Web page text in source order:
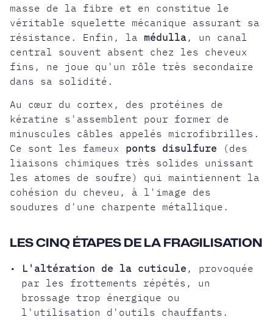
masse de la fibre et en constitue le
véritable squelette mécanique assurant sa
résistance. Enfin, la médulla , un canal
central souvent absent chez les cheveux
fins, ne joue qu'un rôle très secondaire
dans sa solidité.
Au cœur du cortex, des protéines de
kératine s'assemblent pour former de
minuscules câbles appelés microfibrilles.
Ce sont les fameux ponts disulfure (des
liaisons chimiques très solides unissant
les atomes de soufre) qui maintiennent la
cohésion du cheveu, à l'image des
soudures d'une charpente métallique.
LES CINQ ÉTAPES DE LA FRAGILISATION
• L'altération de la cuticule , provoquée
par les frottements répétés, un
brossage trop énergique ou
l'utilisation d'outils chauffants.